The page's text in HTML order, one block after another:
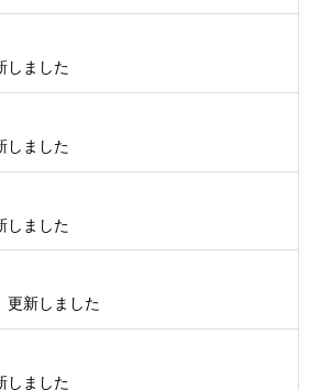
しました
しました
しました
更新しました
しました